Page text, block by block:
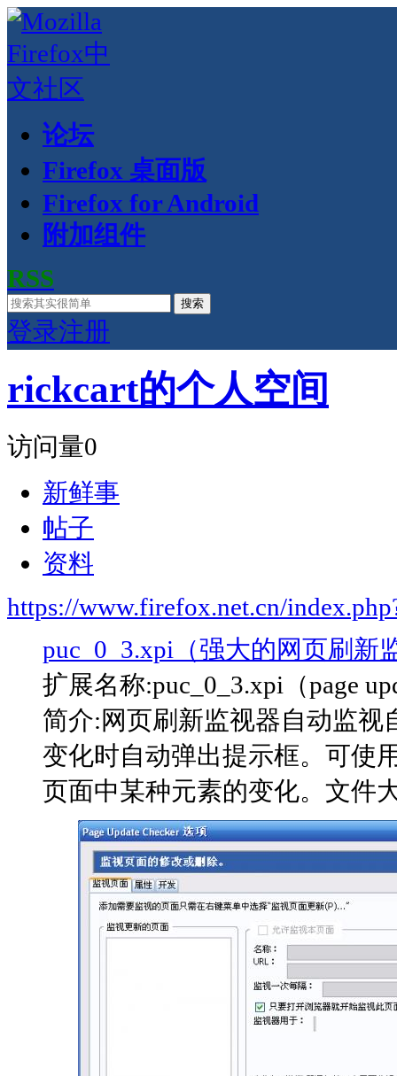
论坛
Firefox 桌面版
Firefox for Android
附加组件
RSS
搜索
登录注册
rickcart的个人空间
访问量0
新鲜事
帖子
资料
https://www.firefox.net.cn/
puc_0_3.xpi（强大的网页刷新
扩展名称:puc_0_3.xpi（page
简介:网页刷新监视器自动监
变化时自动弹出提示框。可使
页面中某种元素的变化。文件